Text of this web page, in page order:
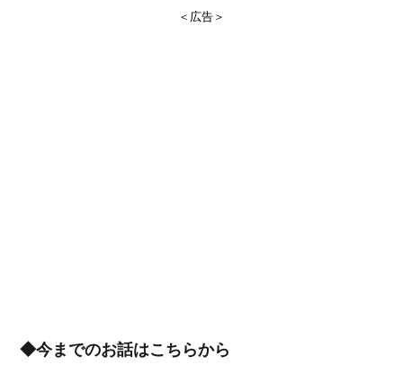
＜広告＞
◆今までのお話はこちらから